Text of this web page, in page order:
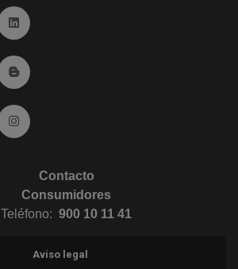
Ir a Linkedin (abre en ventana nueva)
Ir al Blog (abre en ventana nueva)
Ir a Instagram (abre en ventana nueva)
Contacto
Consumidores
Teléfono: 900 10 11 41
Aviso legal